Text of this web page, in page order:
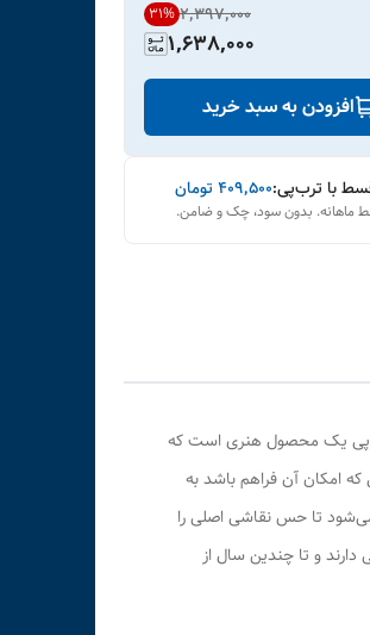
۲٬۳۹۷٬۰۰۰ 31%
1,638,000
افزودن به سبد خرید
با ترب‌پی:۴۰۹٬۵۰۰ تومان
چاپی یک محصول هنری است که
امکان آن فراهم باشد به
تا حس نقاشی اصلی را
و تا چندین سال از